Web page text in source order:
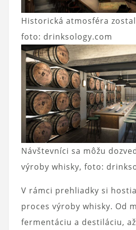
Historická atmosféra
foto: drinksology.com
Návštevníci sa môžu
výroby whisky, foto:
V rámci prehliadky si
proces výroby whisky. Od
fermentáciu a destiláciu,